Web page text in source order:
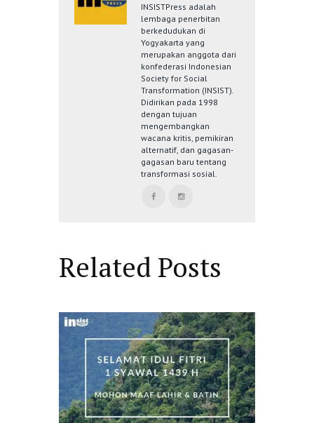
INSISTPress adalah
lembaga penerbitan
berkedudukan di
Yogyakarta yang
merupakan anggota dari
konfederasi Indonesian
Society for Social
Transformation (INSIST).
Didirikan pada 1998
dengan tujuan
mengembangkan
wacana kritis, pemikiran
alternatif, dan gagasan-
gagasan baru tentang
transformasi sosial.
Related Posts